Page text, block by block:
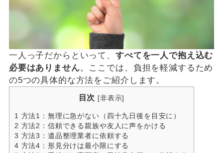
一人っ子だからといって、 すべてを一人で抱え込む
必要はありません。ここでは、負担を軽減するため
の5つの具体的な方法をご紹介します。
目次 [非表示]
1 方法1：無理に急がない（四十九日後を目安に）
2 方法2：信頼できる親族や友人に声をかける
3 方法3：遺品整理業者に依頼する
4 方法4：形見分けは最小限にする